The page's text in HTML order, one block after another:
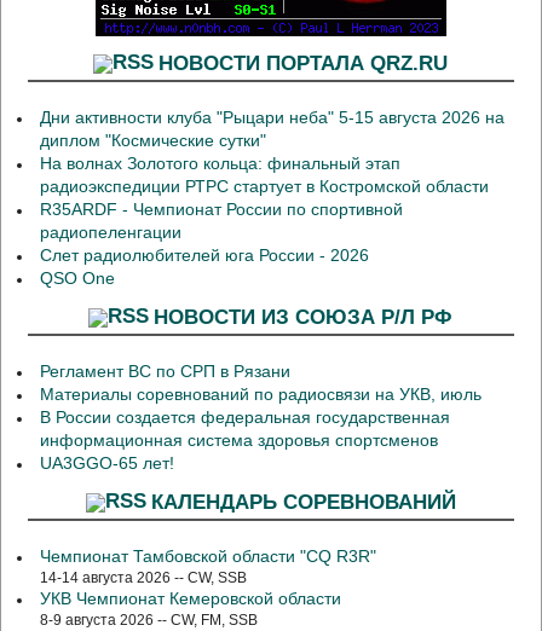
НОВОСТИ ПОРТАЛА QRZ.RU
Дни активности клуба "Рыцари неба" 5-15 августа 2026 на
диплом "Космические сутки"
На волнах Золотого кольца: финальный этап
радиоэкспедиции РТРС стартует в Костромской области
R35ARDF - Чемпионат России по спортивной
радиопеленгации
Слет радиолюбителей юга России - 2026
QSO One
НОВОСТИ ИЗ СОЮЗА Р/Л РФ
Регламент ВС по СРП в Рязани
Материалы соревнований по радиосвязи на УКВ, июль
В России создается федеральная государственная
информационная система здоровья спортсменов
UA3GGO-65 лет!
КАЛЕНДАРЬ СОРЕВНОВАНИЙ
Чемпионат Тамбовской области "CQ R3R"
14-14 августа 2026 -- CW, SSB
УКВ Чемпионат Кемеровской области
8-9 августа 2026 -- CW, FM, SSB